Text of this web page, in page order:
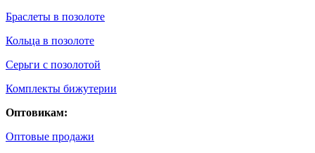
Браслеты в позолоте
Кольца в позолоте
Серьги с позолотой
Комплекты бижутерии
Оптовикам:
Оптовые продажи